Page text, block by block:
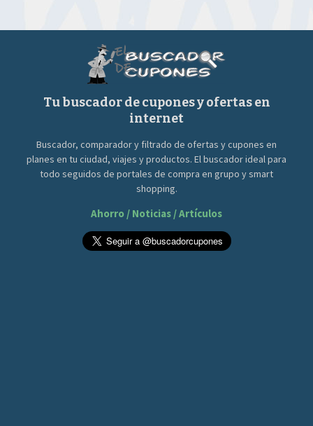
Tu buscador de cupones y ofertas en
internet
Buscador, comparador y filtrado de ofertas y cupones en
planes en tu ciudad, viajes y productos. El buscador ideal para
todo seguidos de portales de compra en grupo y smart
shopping.
Ahorro / Noticias / Artículos